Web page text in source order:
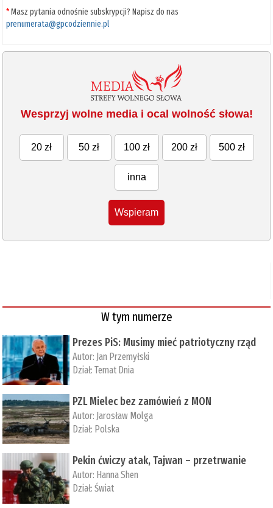
*Masz pytania odnośnie subskrypcji? Napisz do nas
prenumerata@gpcodziennie.pl
Wesprzyj wolne media i ocal wolność słowa!
20 zł 50 zł 100 zł 200 zł 500 zł
inna
Wspieram
W tym numerze
Prezes PiS: Musimy mieć patriotyczny rząd
Autor: Jan Przemyłski
Dział:Temat Dnia
PZL Mielec bez zamówień z MON
Autor: Jarosław Molga
Dział: Polska
Pekin ćwiczy atak, Tajwan – przetrwanie
Autor: ­Hanna Shen
Dział:Świat